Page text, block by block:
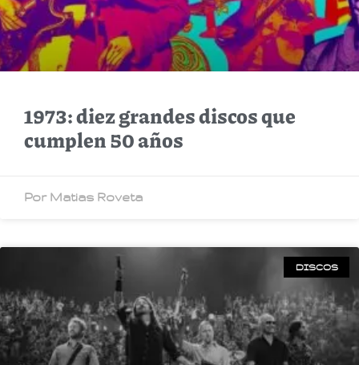
1973: diez grandes discos que
cumplen 50 años
Por Matias Roveta
DISCOS